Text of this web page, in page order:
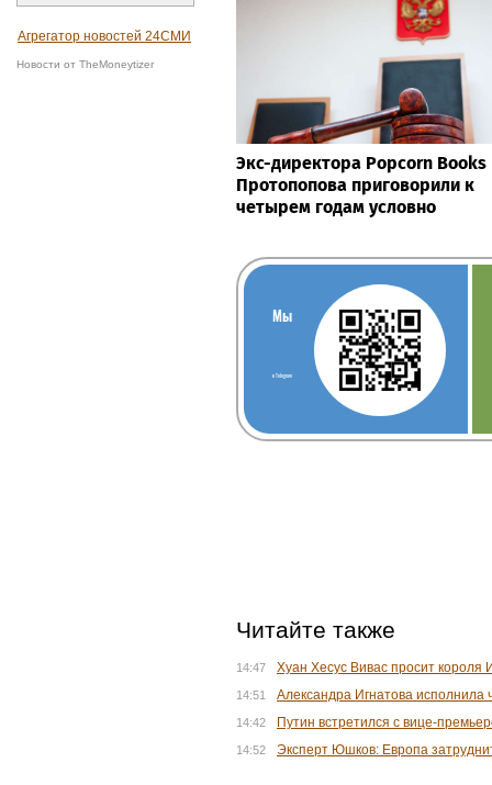
Агрегатор новостей 24СМИ
Новости от TheMoneytizer
Экс-директора Popcorn Books
Протопопова приговорили к
четырем годам условно
Мы
в Telegram
Читайте также
14:47 Хуан Хесус Вивас просит короля
14:51 Александра Игнатова исполнила
14:42 Путин встретился с вице-
14:52 Эксперт Юшков: Европа